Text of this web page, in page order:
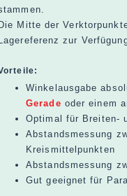
Die Mitte der
Lagereferenz zur
Winkelausgabe
Gerade oder einem
Optimal für Breiten-
Abstandsmessung
Kreismittelpunkten
Abstandsmessung
Gut geeignet für